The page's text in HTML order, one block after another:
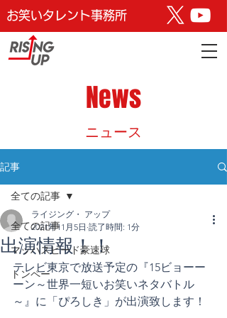
お笑いタレント事務所
News
​ニュース
記事
全ての記事
マッハスピード豪速球
トンペー
全ての記事
出演情報！！
ライジング・ アップ
2021年11月5日 読了時間: 1分
テレビ東京で放送予定の『15ビョーー
ーン～世界一短いお笑いネタバトル
～』に「ぴろしき」が出演致します！